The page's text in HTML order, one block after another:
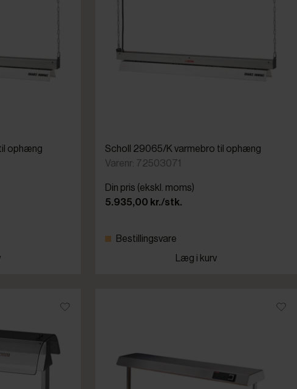
ophæng
Scholl 29065/K varmebro til ophæng
Varenr: 72503071
Din pris (ekskl. moms)
5.935,00 kr./stk.
Bestillingsvare
Læg i kurv